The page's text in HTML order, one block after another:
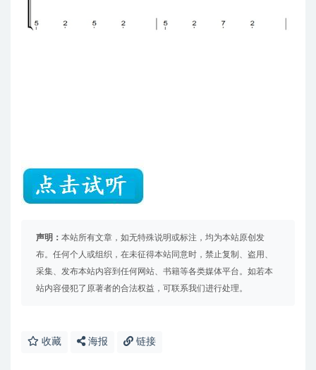
声明： 本站所有文章，如无特殊说明或标注，均为本站原创发
布。任何个人或组织，在未征得本站同意时，禁止复制、盗用、
采集、发布本站内容到任何网站、书籍等各类媒体平台。如若本
站内容侵犯了原著者的合法权益，可联系我们进行处理。
收藏 海报 链接